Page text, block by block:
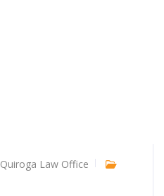
Quiroga Law Office